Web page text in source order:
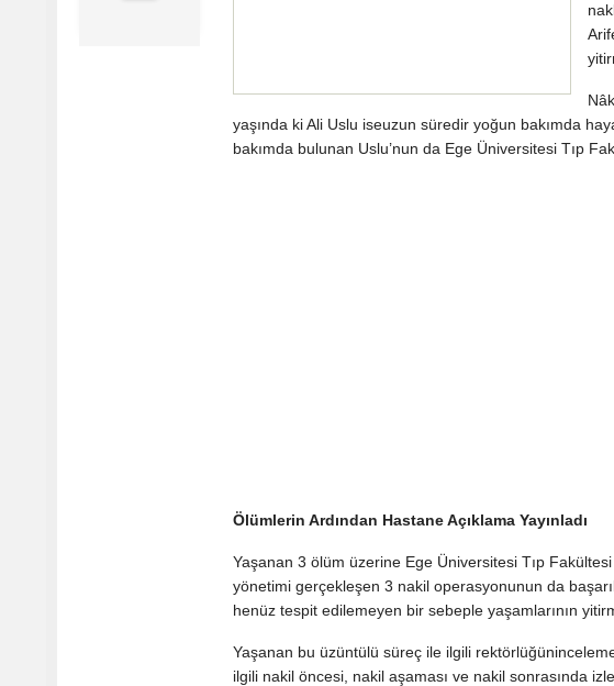
yaşında ki Ali Uslu iseuzun süredir yoğun bakımda
bakımda bulunan Uslu’nun da Ege Üniversitesi Tıp
Ölümlerin Ardından Hastane Açıklama Yayınladı
Yaşanan 3 ölüm üzerine Ege Üniversitesi Tıp
yönetimi gerçekleşen 3 nakil operasyonunun da
henüz tespit edilemeyen bir sebeple yaşamlarının
Yaşanan bu üzüntülü süreç ile ilgili
ilgili nakil öncesi, nakil aşaması ve nakil sonrasında